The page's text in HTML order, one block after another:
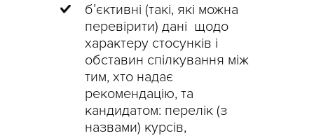
б’єктивні (такі, які можна
перевірити) дані щодо
характеру стосунків і
обставин спілкування між
тим, хто надає
рекомендацію, та
кандидатом: перелік (з
назвами) курсів,